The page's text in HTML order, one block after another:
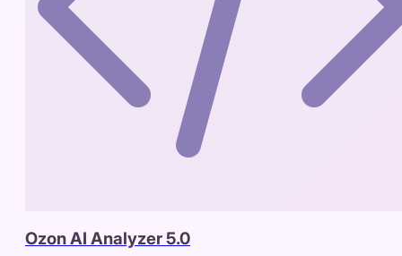
Ozon AI Analyzer 5.0